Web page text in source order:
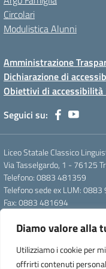
Diamo valore alla
Utilizziamo i cookie per
offrirti contenuti
Circolari
Modulistica Alunni
Amministrazione
Dichiarazione di
Obiettivi di accessibilità
Seguici su:
Liceo Statale Classico
Via Tasselgardo, 1 - 76125
Telefono: 0883 481359
Telefono sede ex LUM:
Fax: 0883 481694
Pec:
Codice Meccanografico:
- Codice Univoco d'ufficio: